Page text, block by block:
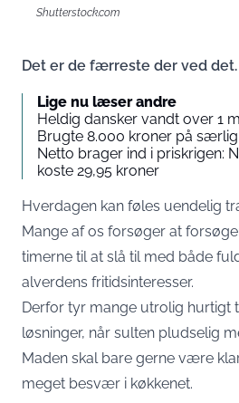
Shutterstock.com
Det er de færreste der ved det.
Lige nu læser andre
Heldig dansker vandt over 1
Brugte 8.000 kroner på
Netto brager ind i priskrigen:
koste 29,95 kroner
Hverdagen kan føles uendelig
Mange af os forsøger at
timerne til at slå til med både
alverdens fritidsinteresser.
Derfor tyr mange utrolig hurtigt
løsninger, når sulten pludselig
Maden skal bare gerne være
meget besvær i køkkenet.